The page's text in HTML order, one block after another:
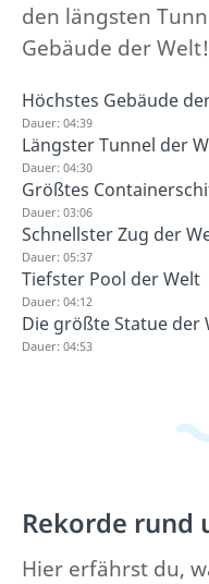
den längsten
Gebäude der Welt!
Höchstes Gebäude
Dauer: 04:39
Längster Tunnel der
Dauer: 04:30
Größtes
Dauer: 03:06
Schnellster Zug der
Dauer: 05:37
Tiefster Pool der Welt
Dauer: 04:12
Die größte Statue der
Dauer: 04:53
Rekorde rund
Hier erfährst du,